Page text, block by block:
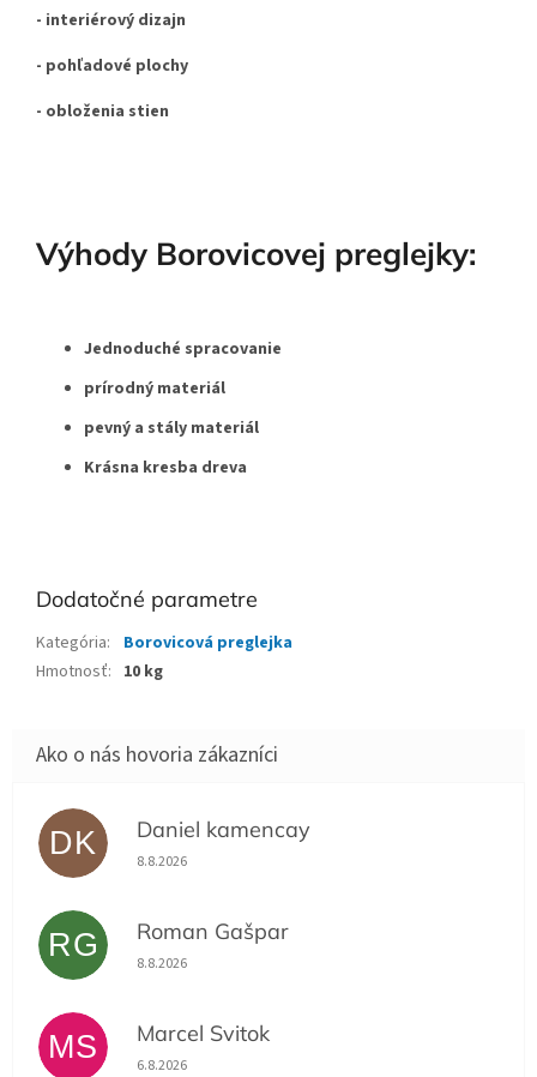
- interiérový dizajn
- pohľadové plochy
- obloženia stien
Výhody Borovicovej preglejky:
Jednoduché spracovanie
prírodný materiál
pevný a stály materiál
Krásna kresba dreva
Dodatočné parametre
Kategória:
Borovicová preglejka
Hmotnosť: 10 kg
DK Daniel kamencay
Hodnotenie obchodu je 5 z 5 hviezdičiek.
8.8.2026
RG Roman Gašpar
Hodnotenie obchodu je 5 z 5 hviezdičiek.
8.8.2026
MS Marcel Svitok
Hodnotenie obchodu je 5 z 5 hviezdičiek.
6.8.2026